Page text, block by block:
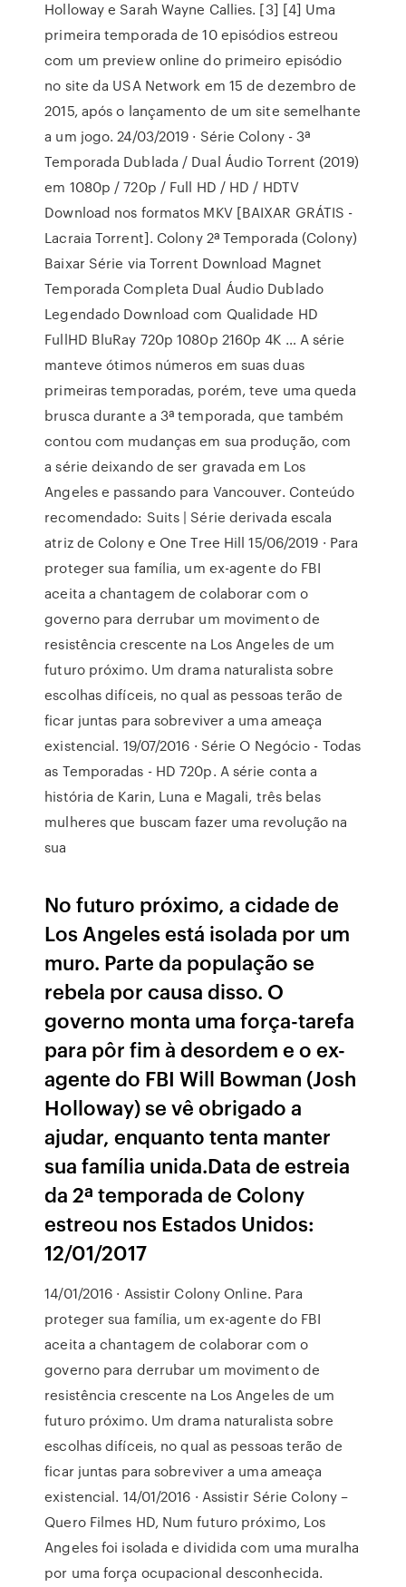
Holloway e Sarah Wayne Callies. [3] [4] Uma
primeira temporada de 10 episódios estreou
com um preview online do primeiro episódio
no site da USA Network em 15 de dezembro de
2015, após o lançamento de um site semelhante
a um jogo. 24/03/2019 · Série Colony - 3ª
Temporada Dublada / Dual Áudio Torrent (2019)
em 1080p / 720p / Full HD / HD / HDTV
Download nos formatos MKV [BAIXAR GRÁTIS -
Lacraia Torrent]. Colony 2ª Temporada (Colony)
Baixar Série via Torrent Download Magnet
Temporada Completa Dual Áudio Dublado
Legendado Download com Qualidade HD
FullHD BluRay 720p 1080p 2160p 4K … A série
manteve ótimos números em suas duas
primeiras temporadas, porém, teve uma queda
brusca durante a 3ª temporada, que também
contou com mudanças em sua produção, com
a série deixando de ser gravada em Los
Angeles e passando para Vancouver. Conteúdo
recomendado: Suits | Série derivada escala
atriz de Colony e One Tree Hill 15/06/2019 · Para
proteger sua família, um ex-agente do FBI
aceita a chantagem de colaborar com o
governo para derrubar um movimento de
resistência crescente na Los Angeles de um
futuro próximo. Um drama naturalista sobre
escolhas difíceis, no qual as pessoas terão de
ficar juntas para sobreviver a uma ameaça
existencial. 19/07/2016 · Série O Negócio - Todas
as Temporadas - HD 720p. A série conta a
história de Karin, Luna e Magali, três belas
mulheres que buscam fazer uma revolução na
sua
No futuro próximo, a cidade de
Los Angeles está isolada por um
muro. Parte da população se
rebela por causa disso. O
governo monta uma força-tarefa
para pôr fim à desordem e o ex-
agente do FBI Will Bowman (Josh
Holloway) se vê obrigado a
ajudar, enquanto tenta manter
sua família unida.Data de estreia
da 2ª temporada de Colony
estreou nos Estados Unidos:
12/01/2017
14/01/2016 · Assistir Colony Online. Para
proteger sua família, um ex-agente do FBI
aceita a chantagem de colaborar com o
governo para derrubar um movimento de
resistência crescente na Los Angeles de um
futuro próximo. Um drama naturalista sobre
escolhas difíceis, no qual as pessoas terão de
ficar juntas para sobreviver a uma ameaça
existencial. 14/01/2016 · Assistir Série Colony –
Quero Filmes HD, Num futuro próximo, Los
Angeles foi isolada e dividida com uma muralha
por uma força ocupacional desconhecida.